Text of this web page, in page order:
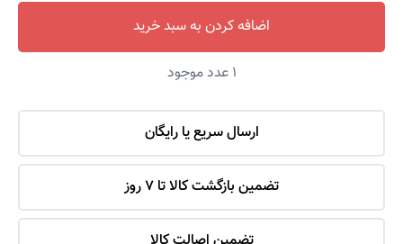
اضافه کردن به سبد خرید
1 عدد موجود
ارسال سریع یا رایگان
تضمین بازگشت کالا تا 7 روز